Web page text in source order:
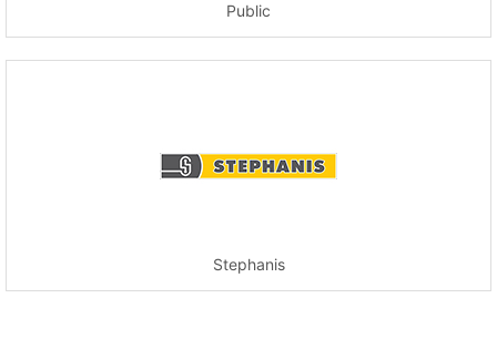
Public
Stephanis